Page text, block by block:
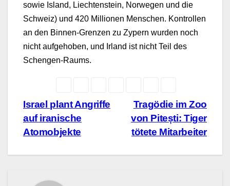
sowie Island, Liechtenstein, Norwegen und die
Schweiz) und 420 Millionen Menschen. Kontrollen
an den Binnen-Grenzen zu Zypern wurden noch
nicht aufgehoben, und Irland ist nicht Teil des
Schengen-Raums.
BeitragsnavigationTragödie im Zoo
von Pitești: Tiger
tötete Mitarbeiter
Israel plant Angriffe
auf iranische
Atomobjekte